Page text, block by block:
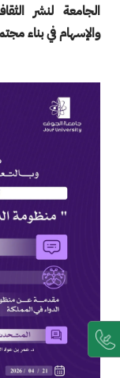
الجامعة لنشر
والإسهام في بناء